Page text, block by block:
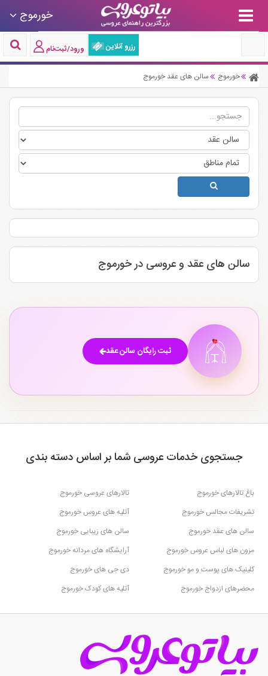
خورموج
رزرو آنلاین ورود/ثبت‌نام
خورموج سالن های عقد خورموج
سالن های عقد و عروسی در خورموج
ثبت رایگان سالن عقد
جستجوی خدمات عروسی شما بر اساس دسته بندی
باغ تالارهای خورموج
تالارهای عروسی خورموج
تشریفات مجالس خورموج
آتلیه های عروس خورموج
سالن های عقد خورموج
سالن های زیبایی خورموج
مزون های لباس عروس خورموج
آرایشگاه های مردانه خورموج
کلینیک های پوست و مو خورموج
دی جی های خورموج
محضرهای ازدواج خورموج
آتلیه های کودک خورموج